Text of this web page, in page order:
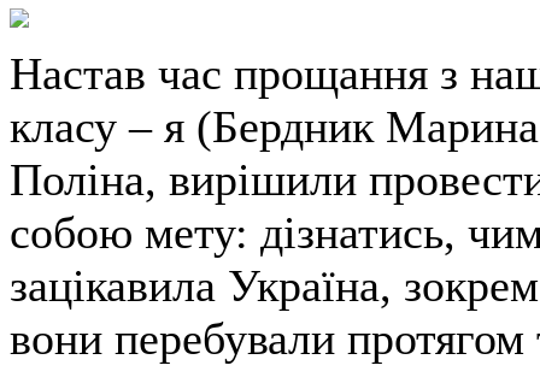
Настав час прощання з
класу – я (Бердник
Поліна, вирішили
собою мету: дізнатись,
зацікавила Україна,
вони перебували